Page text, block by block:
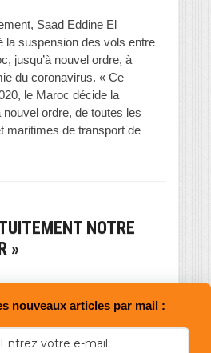
Saad Eddine El
la suspension des vols entre
jusqu’à nouvel ordre, à
du coronavirus. « Ce
le Maroc décide la
nouvel ordre, de toutes les
maritimes de transport de
NOTRE
»
nouveaux articles par mail :